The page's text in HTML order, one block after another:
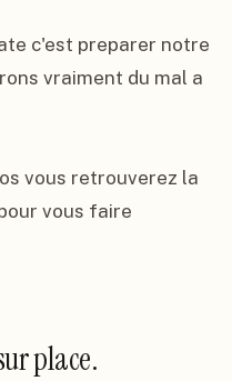
c'est preparer notre
vraiment du mal a
vous retrouverez la
vous faire
place.